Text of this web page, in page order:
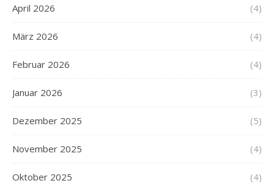
April 2026 (4)
März 2026 (4)
Februar 2026 (4)
Januar 2026 (3)
Dezember 2025 (5)
November 2025 (4)
Oktober 2025 (4)